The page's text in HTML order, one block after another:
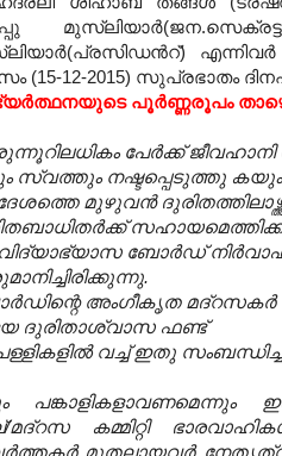
(15-12-2015) സുപ്രഭാതം
പൂര്‍ണ്ണരൂപം
പേര്‍ക്ക്
സ്വത്തും നഷ്ടപ്പെടുത്തു
മുഴുവന്‍
ബോര്‍ഡ്
അംഗീകൃത മദ്‌റസകര്‍
ദുരിതാശ്വാസ ഫണ്ട്
വച്ച് ഇതു സംബന്ധിച്ച്
കമ്മിറ്റി
മുതലായവര്‍